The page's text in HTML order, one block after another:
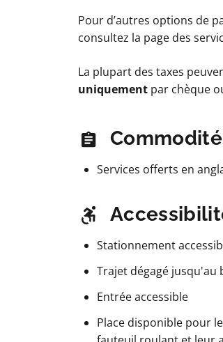
Pour d’autres options de
consultez la page des
La plupart des taxes
uniquement par chèque
Services offerts en
Stationnement
Trajet dégagé jusqu'au
Entrée accessible
Place disponible pour